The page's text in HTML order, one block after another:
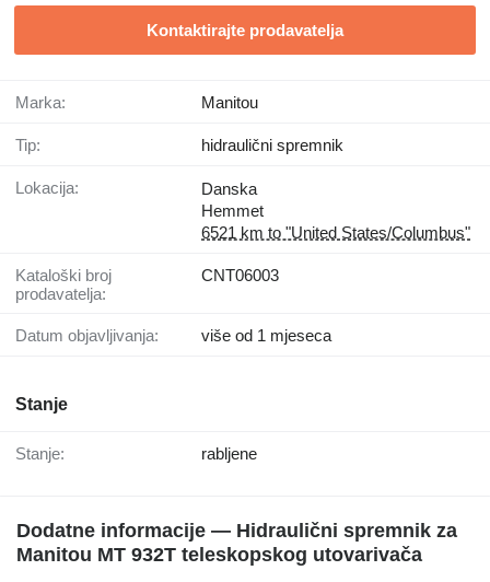
Kontaktirajte prodavatelja
Marka: Manitou
Tip: hidraulični spremnik
Lokacija:
Danska
Hemmet
6521 km to "United States/Columbus"
Kataloški broj
prodavatelja:
CNT06003
Datum objavljivanja: više od 1 mjeseca
Stanje
Stanje: rabljene
Dodatne informacije — Hidraulični spremnik za
Manitou MT 932T teleskopskog utovarivačа